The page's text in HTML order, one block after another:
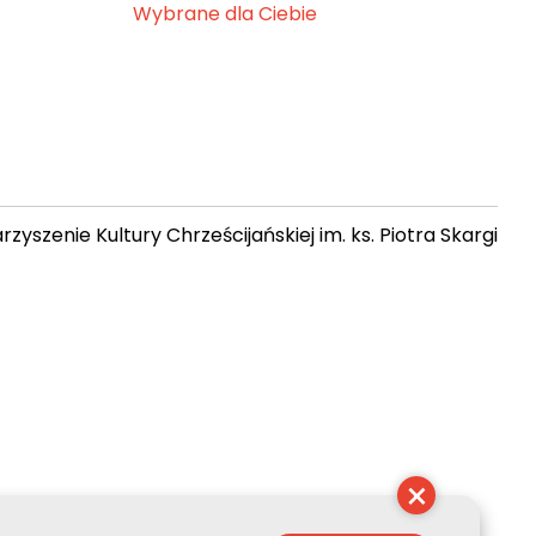
Wybrane dla Ciebie
Kultury Chrześcijańskiej im. ks. Piotra Skargi
×